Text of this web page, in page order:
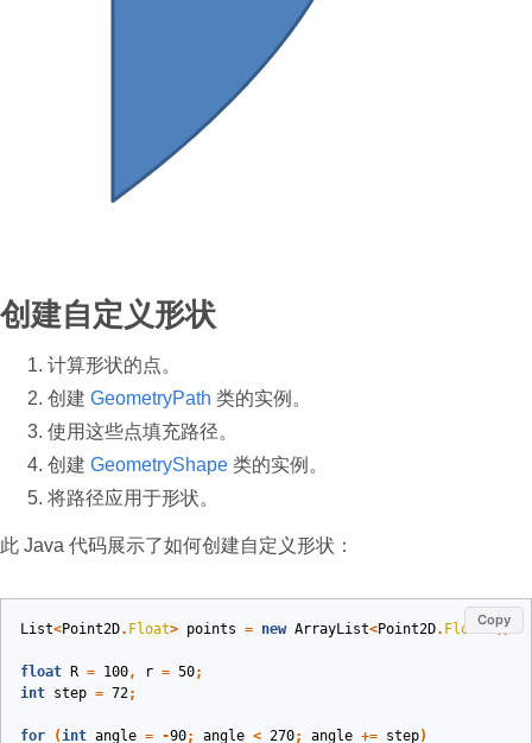
创建自定义形状
计算形状的点。
创建 GeometryPath 类的实例。
使用这些点填充路径。
创建 GeometryShape 类的实例。
将路径应用于形状。
此 Java 代码展示了如何创建自定义形状：
Copy
List<Point2D. Float> points = new ArrayList<Point2D. Float>();
float R = 100, r = 50;
int step = 72;
for (int angle = -90; angle < 270; angle += step)